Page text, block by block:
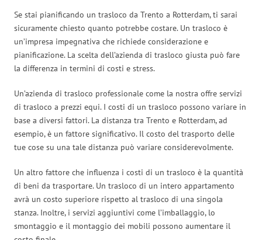
Se stai pianificando un trasloco da Trento a Rotterdam, ti sarai
sicuramente chiesto quanto potrebbe costare. Un trasloco è
un’impresa impegnativa che richiede considerazione e
pianificazione. La scelta dell’azienda di trasloco giusta può fare
la differenza in termini di costi e stress.
Un’azienda di trasloco professionale come la nostra offre servizi
di trasloco a prezzi equi. I costi di un trasloco possono variare in
base a diversi fattori. La distanza tra Trento e Rotterdam, ad
esempio, è un fattore significativo. Il costo del trasporto delle
tue cose su una tale distanza può variare considerevolmente.
Un altro fattore che influenza i costi di un trasloco è la quantità
di beni da trasportare. Un trasloco di un intero appartamento
avrà un costo superiore rispetto al trasloco di una singola
stanza. Inoltre, i servizi aggiuntivi come l’imballaggio, lo
smontaggio e il montaggio dei mobili possono aumentare il